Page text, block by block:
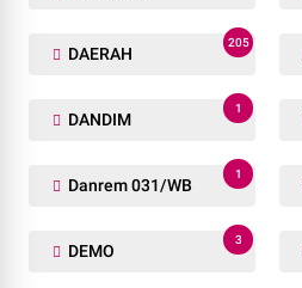
DAERAH
205
DANDIM
1
Danrem 031/WB
1
DEMO
3